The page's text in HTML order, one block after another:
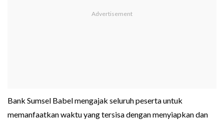
Bank Sumsel Babel mengajak seluruh peserta untuk
memanfaatkan waktu yang tersisa dengan menyiapkan dan